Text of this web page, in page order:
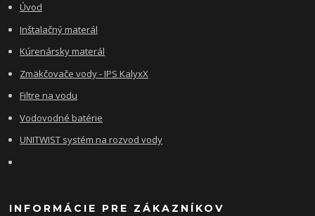
Úvod
Inštalačný materál
Kúrenársky materál
Zmäkčovače vody - IPS KalyxX
Filtre na vodu
Vodovodné batérie
UNITWIST systém na rozvod vody
INFORMÁCIE PRE ZÁKAZNÍKOV